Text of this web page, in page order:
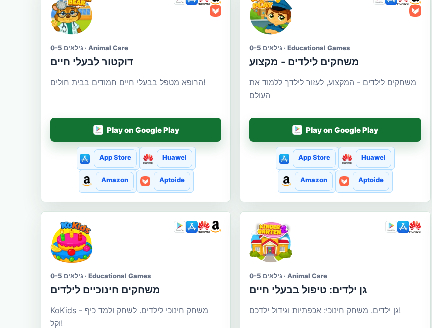
גילאים 0-5 · Animal Care
דוקטור לבעלי חיים
הרופא מטפל בבעלי חיים חמודים בבית חולים!
Play on Google Play
App Store Huawei
Amazon Aptoide
גילאים 0-5 · Educational Games
משחקים לילדים - מקצוע
משחקים לילדים - המקצוע, לעזור לילדך ללמוד את
העולם
Play on Google Play
App Store Huawei
Amazon Aptoide
גילאים 0-5 · Educational Games
משחקים חינוכיים לילדים
KoKids - משחק חינוכי לילדים. לשחק ולמד כיף
וקל!
גילאים 0-5 · Animal Care
גן ילדים: טיפול בבעלי חיים
גן ילדים. משחק חינוכי: אכפתיות וגידול ילדכם!